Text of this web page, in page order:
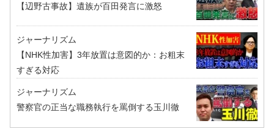
【辺野古事故】遺族が百田発言に激怒
ジャーナリズム
【NHK性加害】3年放置は意図的か：お粗末
すぎる対応
ジャーナリズム
警察官の正当な職務執行を罵倒する玉川徹